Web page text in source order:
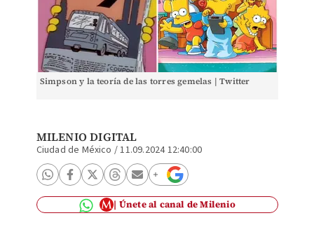
Simpson y la teoría de las torres gemelas | Twitter
MILENIO DIGITAL
Ciudad de México /11.09.2024 12:40:00
Únete al canal de Milenio